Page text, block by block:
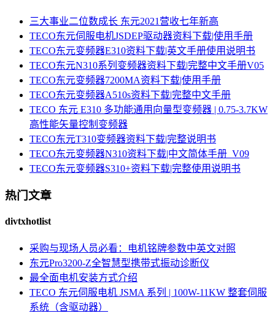
三大事业二位数成长 东元2021营收七年新高
TECO东元伺服电机JSDEP驱动器资料下载|使用手册
TECO东元变频器E310资料下载|英文手册使用说明书
TECO东元N310系列变频器资料下载|完整中文手册V05
TECO东元变频器7200MA资料下载|使用手册
TECO东元变频器A510s资料下载|完整中文手册
TECO 东元 E310 多功能通用向量型变频器 | 0.75-3.7KW
高性能矢量控制变频器
TECO东元T310变频器资料下载|完整说明书
TECO东元变频器N310资料下载|中文简体手册_V09
TECO东元变频器S310+资料下载|完整使用说明书
热门文章
divtxhotlist
采购与现场人员必看：电机铭牌参数中英文对照
东元Pro3200-Z全智慧型携带式振动诊断仪
最全面电机安装方式介绍
TECO 东元伺服电机 JSMA 系列 | 100W-11KW 整套伺服
系统（含驱动器）